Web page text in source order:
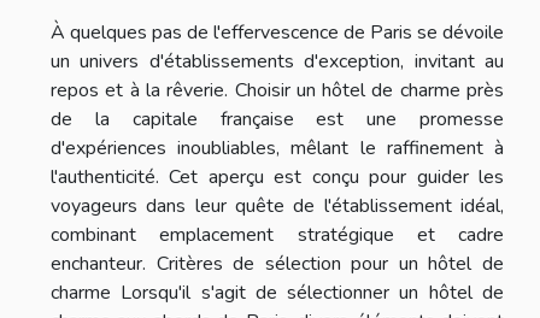
À quelques pas de l'effervescence de Paris se dévoile
un univers d'établissements d'exception, invitant au
repos et à la rêverie. Choisir un hôtel de charme près
de la capitale française est une promesse
d'expériences inoubliables, mêlant le raffinement à
l'authenticité. Cet aperçu est conçu pour guider les
voyageurs dans leur quête de l'établissement idéal,
combinant emplacement stratégique et cadre
enchanteur. Critères de sélection pour un hôtel de
charme Lorsqu'il s'agit de sélectionner un hôtel de